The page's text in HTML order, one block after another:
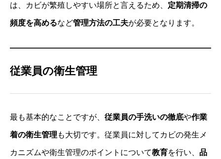
は、カビが繁殖しやすい場所と言えるため、 定期清掃の
頻度を高めるなど管理方法の工夫が必要となります。
従業員の衛生管理
最も基本的なことですが、 従業員の手洗いの徹底や作業
着の衛生管理 も大切です。従業員に対してカビの発生メ
カニズムや衛生管理のポイントについて教育を行い、 品